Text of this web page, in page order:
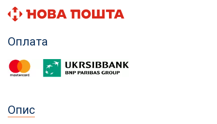
Хімія для каменя
Меблі для басейну
Оплата
Опис